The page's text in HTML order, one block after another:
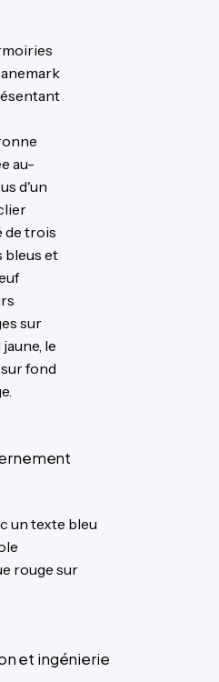
et ingénierie